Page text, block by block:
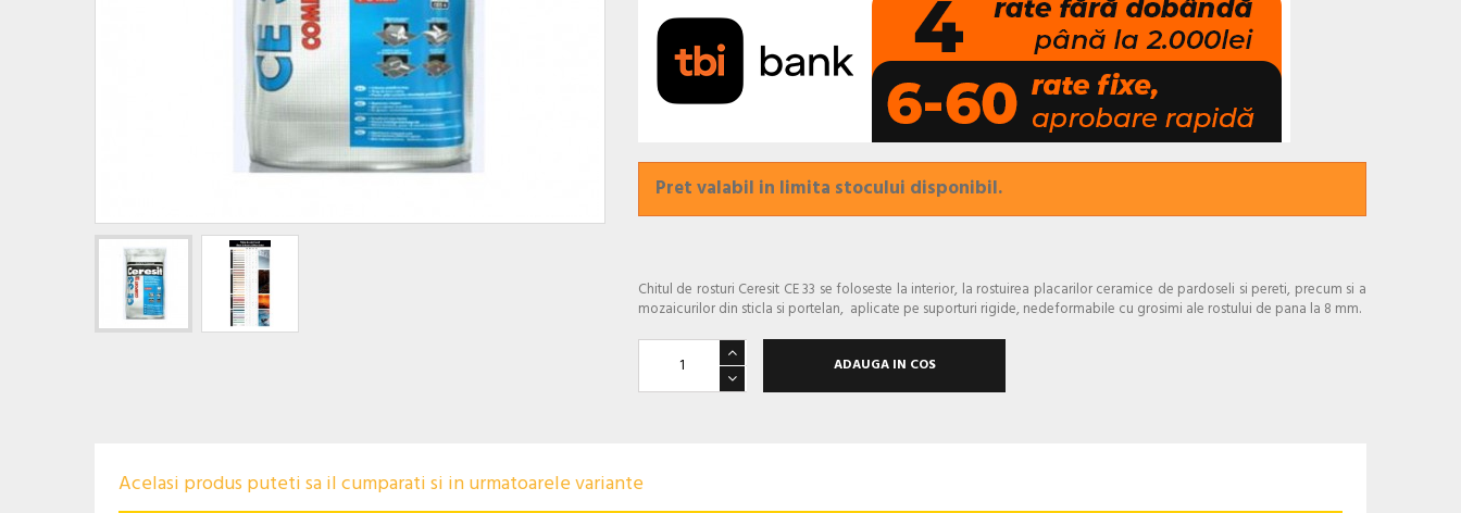
Pret valabil in limita stocului disponibil.
Chitul de rosturi Ceresit CE 33 se foloseste la interior, la rostuirea placarilor ceramice de pardoseli si pereti, precum si a
mozaicurilor din sticla si portelan, aplicate pe suporturi rigide, nedeformabile cu grosimi ale rostului de pana la 8 mm.
ADAUGA IN COS
Acelasi produs puteti sa il cumparati si in urmatoarele variante